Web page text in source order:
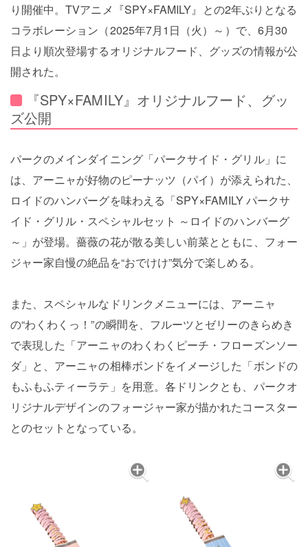
り開催中。TVアニメ『SPY×FAMILY』との2年ぶりとなる
コラボレーション（2025年7月1日（火）～）で、6月30
日より順次登場するオリジナルフード、グッズの情報が公
開された。
『SPY×FAMILY』オリジナルフード、グッ
ズ公開
パークのメインダイニング「パークサイド・グリル」に
は、アーニャが好物のピーナッツ（パイ）が添えられた、
ロイドのハンバーグを味わえる「SPY×FAMILY パークサ
イド・グリル・スペシャルセット ～ロイドのハンバーグ
～」が登場。薔薇の花が散る美しい前菜とともに、フォー
ジャー家自慢の絶品を“おでけけ”気分で楽しめる。
また、スペシャルなドリンクメニューには、アーニャ
の“わくわくっ！”の瞬間を、フルーツとゼリーのきらめき
で表現した「アーニャのわくわくピーチ・フローズンソー
ダ」と、アーニャの相棒ボンドをイメージした「ボンドの
もふもふティーラテ」を用意。各ドリンクとも、パークオ
リジナルデザインのフォージャー家が描かれたコースター
とのセットとなっている。